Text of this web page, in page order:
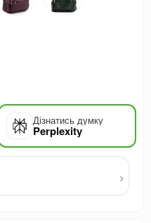
Дізнатись думку
Perplexity
›